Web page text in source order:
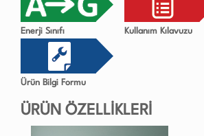
Enerji Sınıfı Kullanım Kılavuzu
Ürün Bilgi Formu
ÜRÜN ÖZELLİKLERİ